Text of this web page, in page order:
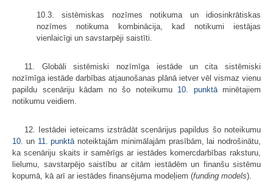
10.3. sistēmiskas nozīmes notikuma un idiosinkrātiskas
nozīmes notikuma kombinācija, kad notikumi iestājas
vienlaicīgi un savstarpēji saistīti.
11. Globāli sistēmiski nozīmīga iestāde un cita sistēmiski
nozīmīga iestāde darbības atjaunošanas plānā ietver vēl vismaz vienu
papildu scenāriju kādam no šo noteikumu 10. punktāminētajiem
notikumu veidiem.
12. Iestādei ieteicams izstrādāt scenārijus papildus šo noteikumu
10. un 11. punktānoteiktajām minimālajām prasībām, lai nodrošinātu,
ka scenāriju skaits ir samērīgs ar iestādes komercdarbības raksturu,
lielumu, savstarpējo saistību ar citām iestādēm un finanšu sistēmu
kopumā, kā arī ar iestādes finansējuma modeļiem (funding models).